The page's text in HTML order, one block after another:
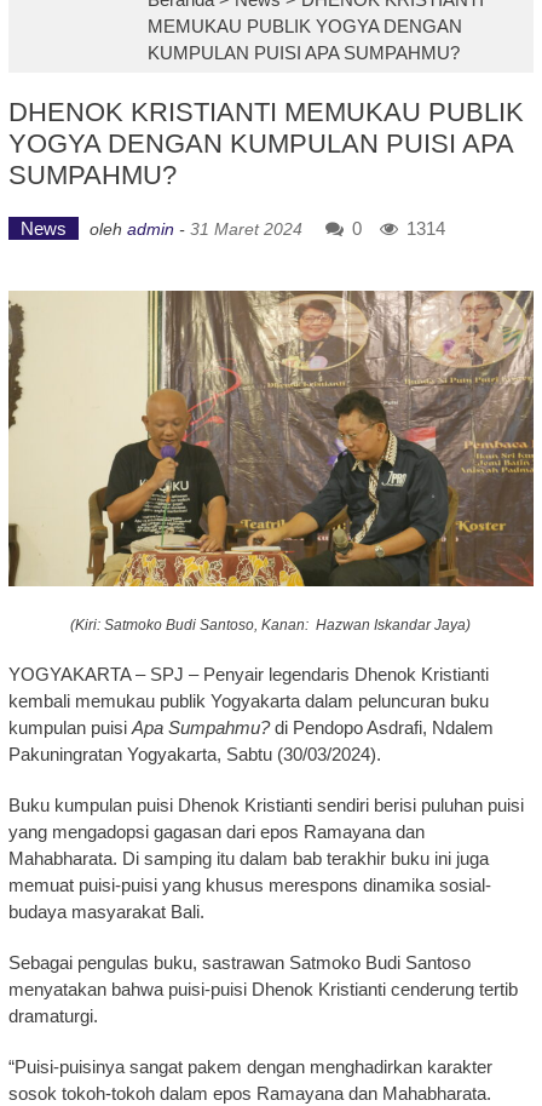
MEMUKAU PUBLIK YOGYA DENGAN
KUMPULAN PUISI APA SUMPAHMU?
DHENOK KRISTIANTI MEMUKAU PUBLIK
YOGYA DENGAN KUMPULAN PUISI APA
SUMPAHMU?
News oleh admin - 31 Maret 2024 0 1314
(Kiri: Satmoko Budi Santoso, Kanan: Hazwan Iskandar Jaya)
YOGYAKARTA – SPJ – Penyair legendaris Dhenok Kristianti
kembali memukau publik Yogyakarta dalam peluncuran buku
kumpulan puisi Apa Sumpahmu?di Pendopo Asdrafi, Ndalem
Pakuningratan Yogyakarta, Sabtu (30/03/2024).
Buku kumpulan puisi Dhenok Kristianti sendiri berisi puluhan puisi
yang mengadopsi gagasan dari epos Ramayana dan
Mahabharata. Di samping itu dalam bab terakhir buku ini juga
memuat puisi-puisi yang khusus merespons dinamika sosial-
budaya masyarakat Bali.
Sebagai pengulas buku, sastrawan Satmoko Budi Santoso
menyatakan bahwa puisi-puisi Dhenok Kristianti cenderung tertib
dramaturgi.
“Puisi-puisinya sangat pakem dengan menghadirkan karakter
sosok tokoh-tokoh dalam epos Ramayana dan Mahabharata.